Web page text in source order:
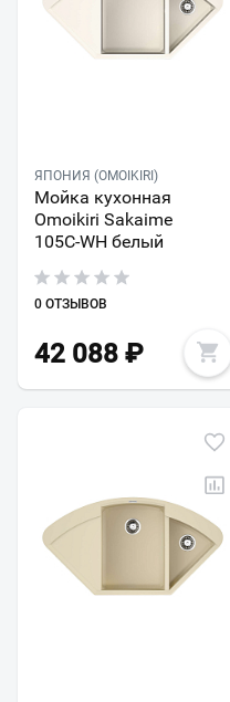
ЯПОНИЯ (OMOIKIRI)
Мойка кухонная
Omoikiri Sakaime
105C-WH белый
0 ОТЗЫВОВ
42 088 ₽